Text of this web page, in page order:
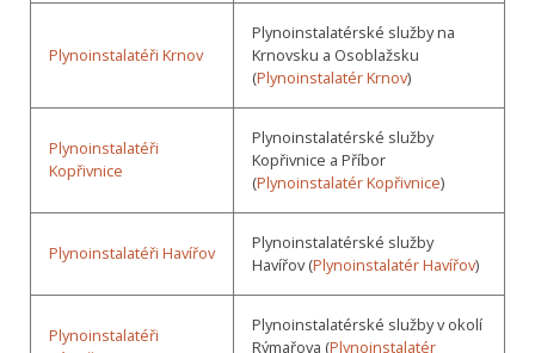
Plynoinstalatéři Krnov
Plynoinstalatérské služby na
Krnovsku a Osoblažsku
(Plynoinstalatér Krnov)
Plynoinstalatéři
Kopřivnice
Plynoinstalatérské služby
Kopřivnice a Příbor
(Plynoinstalatér Kopřivnice)
Plynoinstalatéři Havířov
Plynoinstalatérské služby
Havířov (Plynoinstalatér Havířov)
Plynoinstalatéři
Plynoinstalatérské služby v okolí
Rýmařova (Plynoinstalatér